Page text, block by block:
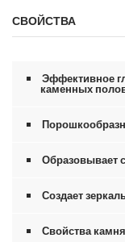
СВОЙСТВА
Эффективное
каменных
Образовывает
Создает
Свойства